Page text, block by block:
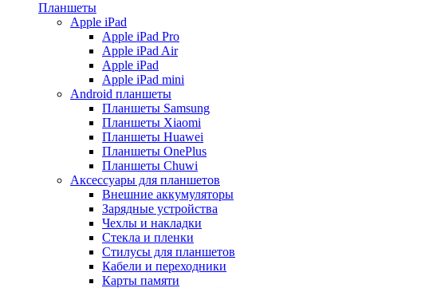
Планшеты
Apple iPad
Apple iPad Pro
Apple iPad Air
Apple iPad
Apple iPad mini
Android планшеты
Планшеты Samsung
Планшеты Xiaomi
Планшеты Huawei
Планшеты OnePlus
Планшеты Chuwi
Аксессуары для планшетов
Внешние аккумуляторы
Зарядные устройства
Чехлы и накладки
Стекла и пленки
Стилусы для планшетов
Кабели и переходники
Карты памяти